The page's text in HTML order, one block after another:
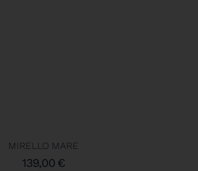
MIRELLO MARE
139,00 €